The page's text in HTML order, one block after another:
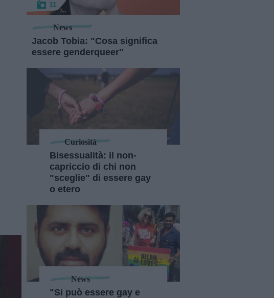
11
News
Jacob Tobia: "Cosa significa
essere genderqueer"
Curiosità
Bisessualità: il non-
capriccio di chi non
"sceglie" di essere gay
o etero
News
"Si può essere gay e